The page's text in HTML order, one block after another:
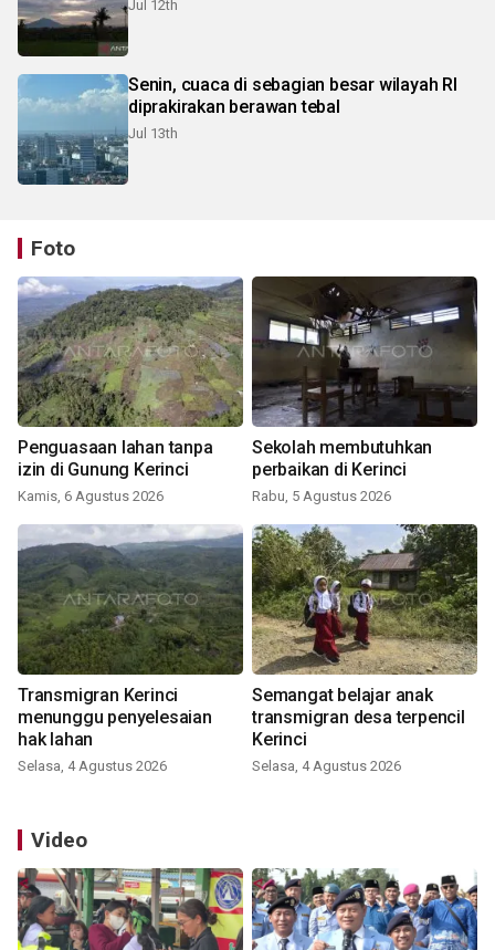
Jul 12th
Senin, cuaca di sebagian besar wilayah RI
diprakirakan berawan tebal
Jul 13th
Foto
Penguasaan lahan tanpa
izin di Gunung Kerinci
Kamis, 6 Agustus 2026
Sekolah membutuhkan
perbaikan di Kerinci
Rabu, 5 Agustus 2026
Transmigran Kerinci
menunggu penyelesaian
hak lahan
Selasa, 4 Agustus 2026
Semangat belajar anak
transmigran desa terpencil
Kerinci
Selasa, 4 Agustus 2026
Video